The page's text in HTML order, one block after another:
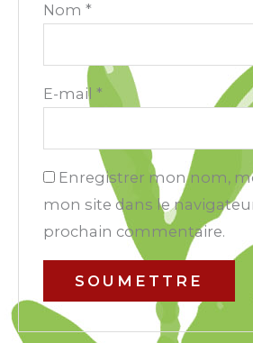
Nom*
E-mail*
Enregistrer mon nom,
mon site dans le
prochain commentaire.